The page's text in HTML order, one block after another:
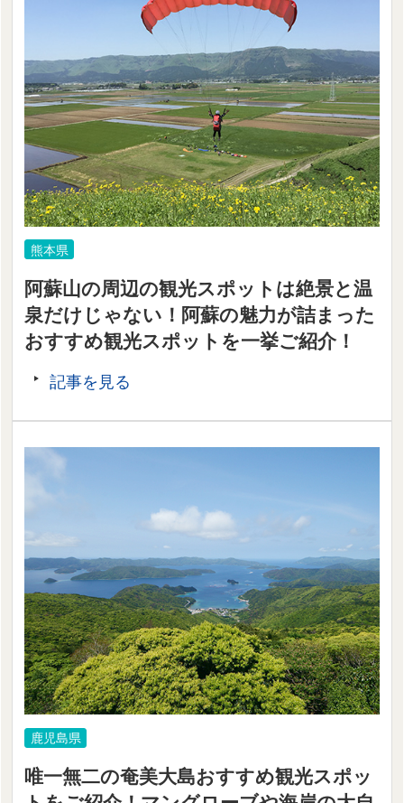
熊本県
阿蘇山の周辺の観光スポットは絶景と温
泉だけじゃない！阿蘇の魅力が詰まった
おすすめ観光スポットを一挙ご紹介！
記事を見る
鹿児島県
唯一無二の奄美大島おすすめ観光スポッ